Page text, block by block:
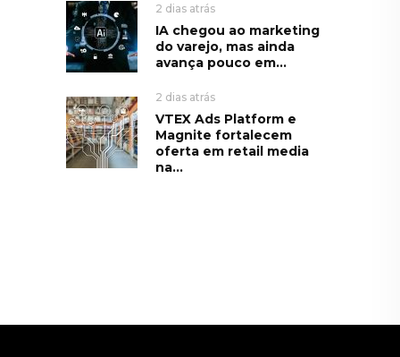
2 dias atrás
IA chegou ao marketing
do varejo, mas ainda
avança pouco em...
2 dias atrás
VTEX Ads Platform e
Magnite fortalecem
oferta em retail media
na...